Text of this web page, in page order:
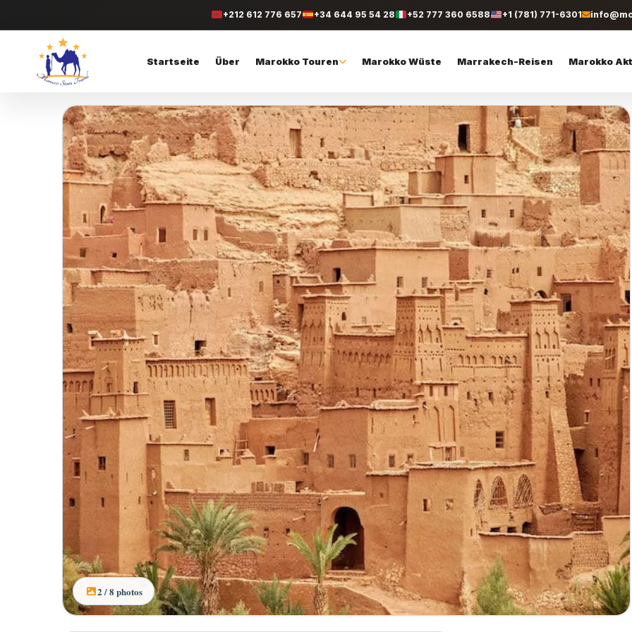
+212 612 776 657 +34 644 95 54 28 +52 777 360 6588 +1 (781) 771-6301
Startseite Über Marokko Touren Marokko Wüste Marrakech-Reisen Marokko